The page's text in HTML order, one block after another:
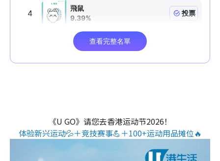
《U GO》请您去香港运动节2026！
体验新兴运动💦＋竞技赛事💪＋100+运动用品摊位🔥